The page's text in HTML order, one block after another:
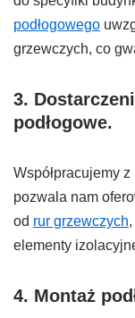
podłogowego
grzewczych, co
3.
podłogowe.
Współpracujemy
pozwala nam
od rur grzewczych
elementy
4. Montaż